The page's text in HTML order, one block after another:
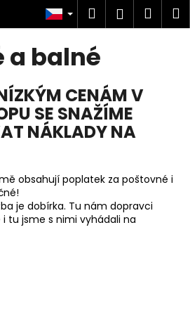
Hledat
a balné
CENÁM V
SE SNAŽÍME
NÁKLADY NA
obsahují poplatek za poštovné i
je dobírka. Tu nám dopravci
tu jsme s nimi vyhádali na